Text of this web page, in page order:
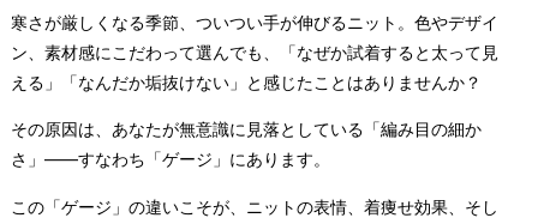
寒さが厳しくなる季節、ついつい手が伸びるニット。色やデザイ
ン、素材感にこだわって選んでも、「なぜか試着すると太って見
える」「なんだか垢抜けない」と感じたことはありませんか？
その原因は、あなたが無意識に見落としている「編み目の細か
さ」——すなわち「ゲージ」にあります。
この「ゲージ」の違いこそが、ニットの表情、着痩せ効果、そし